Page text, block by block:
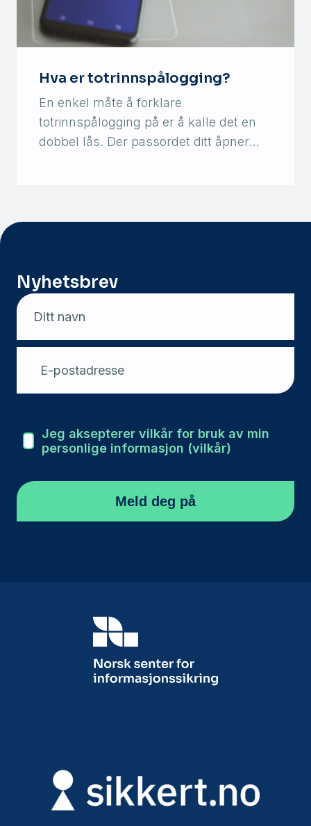
Hva er totrinnspålogging?
En enkel måte å forklare
totrinnspålogging på er å kalle det en
dobbel lås. Der passordet ditt åpner…
Nyhetsbrev
Ditt navn
E-postadresse
Jeg aksepterer vilkår for bruk av min
personlige informasjon (vilkår)